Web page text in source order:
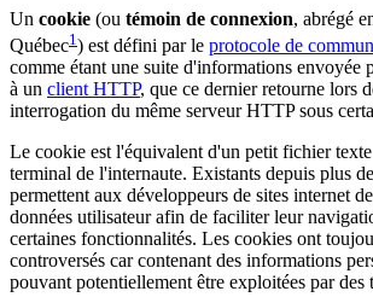
Un cookie (ou témoin de connexion, abrégé
Québec1) est défini par le protocole de
comme étant une suite d'informations envoyée
à un client HTTP, que ce dernier retourne lors
interrogation du même serveur HTTP sous
Le cookie est l'équivalent d'un petit fichier
terminal de l'internaute. Existants depuis plus
permettent aux développeurs de sites internet
données utilisateur afin de faciliter leur
certaines fonctionnalités. Les cookies ont
controversés car contenant des informations
pouvant potentiellement être exploitées par des